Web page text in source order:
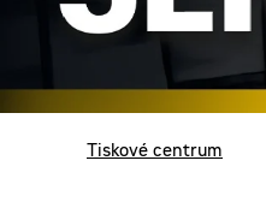
You are here:
Tiskové centrum